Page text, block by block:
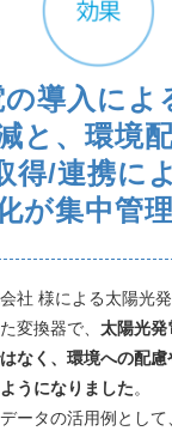
導入によ
と、環境
得/連携に
が集中管
社 様による太陽光
変換器で、 太陽光発
なく、環境への配
うになりました。
ータの活用例とし